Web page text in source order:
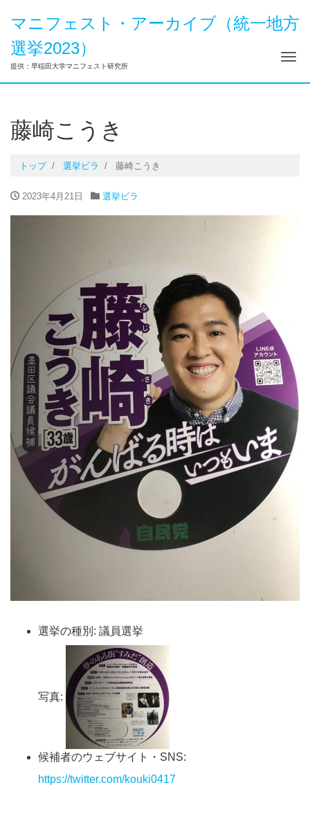
マニフェスト・アーカイブ（統一地方
選挙2023）
提供：早稲田大学マニフェスト研究所 ナ
藤崎こうき
トップ 選挙ビラ 藤崎こうき
2023年4月21日 選挙ビラ
選挙の種別: 議員選挙
写真:
候補者のウェブサイト・SNS:
https://twitter.com/kouki0417